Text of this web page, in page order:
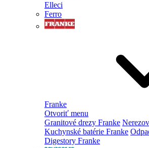
Elleci
Ferro
Franke
Otvoriť menu
Granitové drezy Franke
Kuchynské batérie Franke
Digestory Franke